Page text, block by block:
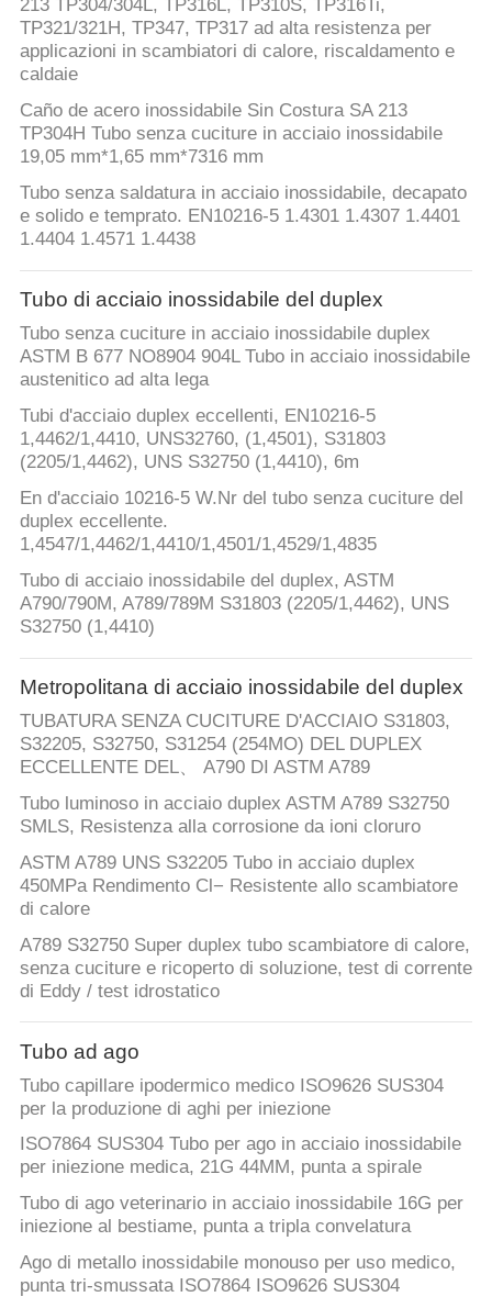
CITAZIONE
COMPANY
NEWS
MAPPA
DEL
SITO
PRIVACY
POLICY
213 TP304/304L, TP316L, TP310S, TP316Ti,
TP321/321H, TP347, TP317 ad alta resistenza per
applicazioni in scambiatori di calore, riscaldamento e
caldaie
Caño de acero inossidabile Sin Costura SA 213
TP304H Tubo senza cuciture in acciaio inossidabile
19,05 mm*1,65 mm*7316 mm
Tubo senza saldatura in acciaio inossidabile, decapato
e solido e temprato. EN10216-5 1.4301 1.4307 1.4401
1.4404 1.4571 1.4438
Tubo di acciaio inossidabile del duplex
Tubo senza cuciture in acciaio inossidabile duplex
ASTM B 677 NO8904 904L Tubo in acciaio inossidabile
austenitico ad alta lega
Tubi d'acciaio duplex eccellenti, EN10216-5
1,4462/1,4410, UNS32760, (1,4501), S31803
(2205/1,4462), UNS S32750 (1,4410), 6m
En d'acciaio 10216-5 W.Nr del tubo senza cuciture del
duplex eccellente.
1,4547/1,4462/1,4410/1,4501/1,4529/1,4835
Tubo di acciaio inossidabile del duplex, ASTM
A790/790M, A789/789M S31803 (2205/1,4462), UNS
S32750 (1,4410)
Metropolitana di acciaio inossidabile del duplex
TUBATURA SENZA CUCITURE D'ACCIAIO S31803,
S32205, S32750, S31254 (254MO) DEL DUPLEX
ECCELLENTE DEL、 A790 DI ASTM A789
Tubo luminoso in acciaio duplex ASTM A789 S32750
SMLS, Resistenza alla corrosione da ioni cloruro
ASTM A789 UNS S32205 Tubo in acciaio duplex
450MPa Rendimento Cl− Resistente allo scambiatore
di calore
A789 S32750 Super duplex tubo scambiatore di calore,
senza cuciture e ricoperto di soluzione, test di corrente
di Eddy / test idrostatico
Tubo ad ago
Tubo capillare ipodermico medico ISO9626 SUS304
per la produzione di aghi per iniezione
ISO7864 SUS304 Tubo per ago in acciaio inossidabile
per iniezione medica, 21G 44MM, punta a spirale
Tubo di ago veterinario in acciaio inossidabile 16G per
iniezione al bestiame, punta a tripla convelatura
Ago di metallo inossidabile monouso per uso medico,
punta tri-smussata ISO7864 ISO9626 SUS304